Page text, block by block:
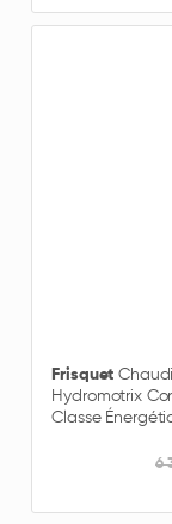
Frisquet
Hydromotrix
Classe
6